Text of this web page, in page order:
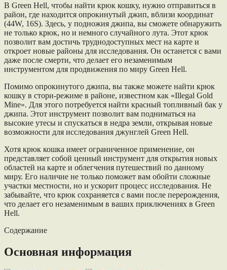
В Green Hell, чтобы найти крюк кошку, нужно отправиться в
район, где находится опрокинутый джип, вблизи координат
(44W, 16S). Здесь, у подножия джипа, вы сможете обнаружить
не только крюк, но и немного случайного лута. Этот крюк
позволит вам достичь труднодоступных мест на карте и
откроет новые районы для исследования. Он останется с вами
даже после смерти, что делает его незаменимым
инструментом для продвижения по миру Green Hell.
Помимо опрокинутого джипа, вы также можете найти крюк
кошку в стори-режиме в районе, известном как «Illegal Gold
Mine». Для этого потребуется найти красный топливный бак у
джипа. Этот инструмент позволит вам подниматься на
высокие утесы и спускаться в недра земли, открывая новые
возможности для исследования джунглей Green Hell.
Хотя крюк кошка имеет ограниченное применение, он
представляет собой ценный инструмент для открытия новых
областей на карте и облегчения путешествий по данному
миру. Его наличие не только поможет вам обойти сложные
участки местности, но и ускорит процесс исследования. Не
забывайте, что крюк сохраняется с вами после перерождения,
что делает его незаменимым в ваших приключениях в Green
Hell.
Содержание
Основная информация